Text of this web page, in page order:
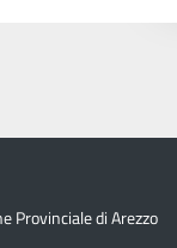
Provinciale di Arezzo